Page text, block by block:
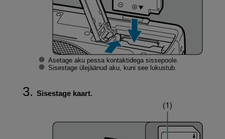
Asetage aku pessa kontaktidega sissepoole.
Sisestage ülejäänud aku, kuni see lukustub.
Sisestage kaart.